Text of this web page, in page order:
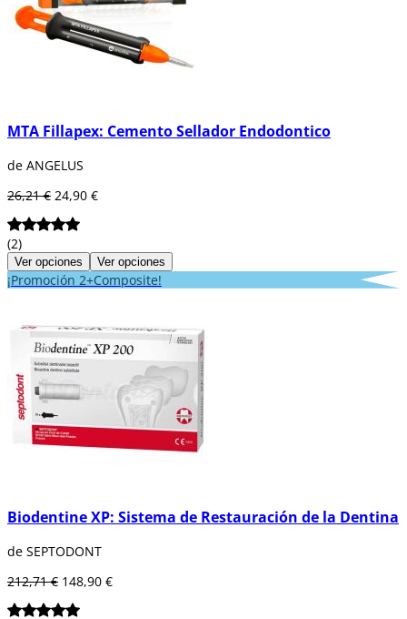
MTA Fillapex: Cemento Sellador Endodontico
de ANGELUS
26,21 € 24,90 €
(2)
Ver opciones Ver opciones
¡Promoción 2+Composite!
Biodentine XP: Sistema de Restauración de la Dentina
de SEPTODONT
212,71 € 148,90 €